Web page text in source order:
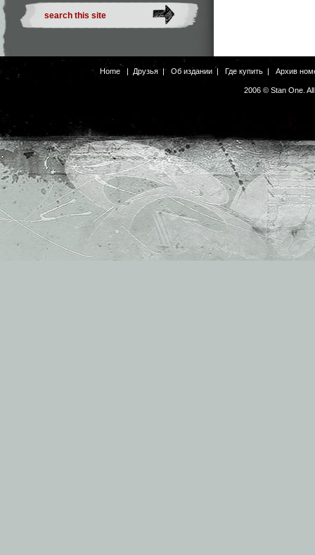
Home | Друзья| Об издании | Где купить | Архив
2006 © Stan One.